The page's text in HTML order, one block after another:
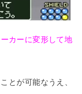
カーに変形して地
とが可能なうえ、